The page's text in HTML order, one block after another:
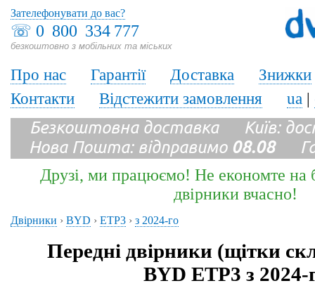
☏ 0 800 334 777
безкоштовно з мобільних та міських
Зателефонувати до вас?
Про нас Гарантії Доставка
Знижки
Контакти
Відстежити замовлення ua |
Безкоштовна доставка Київ:
Нова Пошта: відправимо 08.08
Друзі, ми працюємо! Не економте на
двірники вчасно!
Двірники › BYD › ETP3 › з 2024-го
Передні двірники (щітки
BYD ETP3 з 2024-